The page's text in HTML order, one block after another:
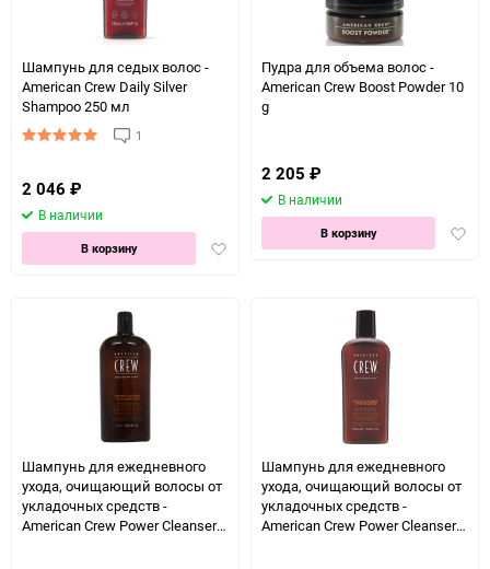
Шампунь для седых волос -
American Crew Daily Silver
Shampoo 250 мл
1
2 046 ₽
В наличии
Добавить
В корзину
Пудра для объема волос -
American Crew Boost Powder 10
g
2 205 ₽
В наличии
В корзину
Шампунь для ежедневного
ухода, очищающий волосы от
укладочных средств -
American Crew Power Cleanser
Шампунь для ежедневного
ухода, очищающий волосы от
укладочных средств -
American Crew Power Cleanser